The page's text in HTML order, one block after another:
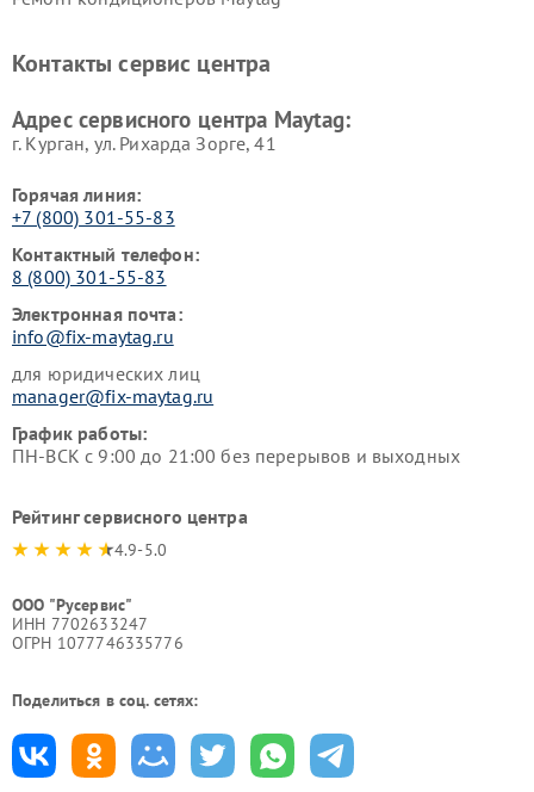
Контакты сервис центра
Адрес сервисного центра Maytag:
г. Курган, ул. Рихарда Зорге, 41
Горячая линия:
+7 (800) 301-55-83
Контактный телефон:
8 (800) 301-55-83
Электронная почта:
info@fix-maytag.ru
для юридических лиц
manager@fix-maytag.ru
График работы:
ПН-ВСК с 9:00 до 21:00 без перерывов и выходных
Рейтинг сервисного центра
4.9-5.0
ООО "Русервис"
ИНН 7702633247
ОГРН 1077746335776
Поделиться в соц. сетях: